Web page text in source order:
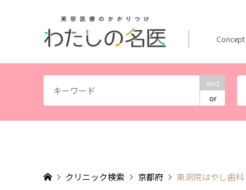
and
or
Concept
クリニック検索 京都府 東洞院はやし歯科